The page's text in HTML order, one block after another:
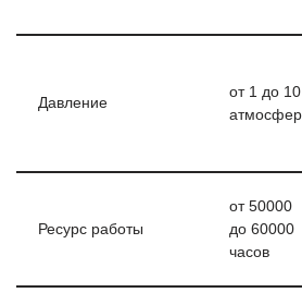
Давление
от 1 до 10
атмосфер
Ресурс работы
от 50000
до 60000
часов